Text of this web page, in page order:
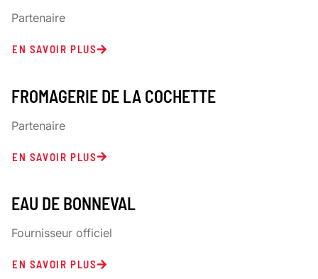
Partenaire
EN SAVOIR PLUS
FROMAGERIE DE LA COCHETTE
Partenaire
EN SAVOIR PLUS
EAU DE BONNEVAL
Fournisseur officiel
EN SAVOIR PLUS